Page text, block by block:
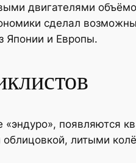
двигателями
сделал
Японии и Европы.
появляются
литыми